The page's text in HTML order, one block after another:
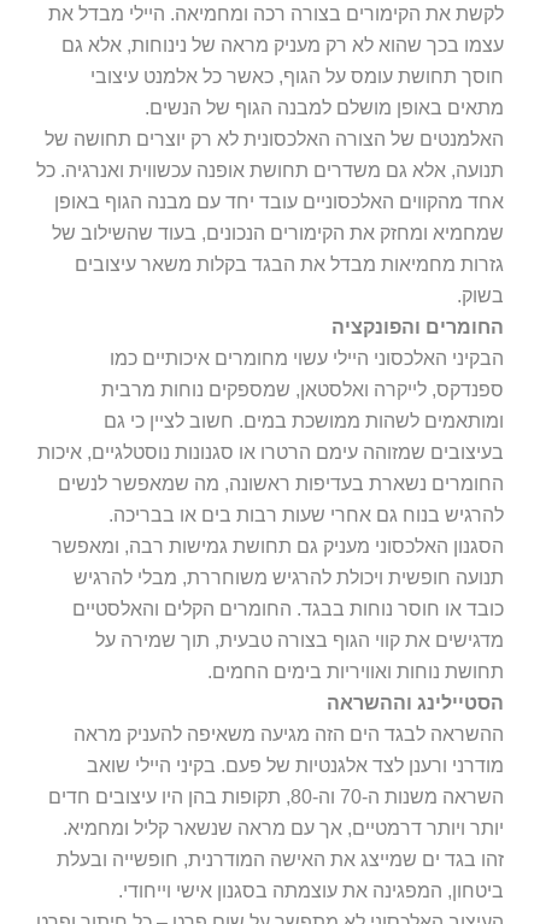
לקשת את הקימורים בצורה רכה ומחמיאה. היילי מבדל את
עצמו בכך שהוא לא רק מעניק מראה של נינוחות, אלא גם
חוסך תחושת עומס על הגוף, כאשר כל אלמנט עיצובי
מתאים באופן מושלם למבנה הגוף של הנשים.
האלמנטים של הצורה האלכסונית לא רק יוצרים תחושה של
תנועה, אלא גם משדרים תחושת אופנה עכשווית ואנרגיה. כל
אחד מהקווים האלכסוניים עובד יחד עם מבנה הגוף באופן
שמחמיא ומחזק את הקימורים הנכונים, בעוד שהשילוב של
גזרות מחמיאות מבדל את הבגד בקלות משאר עיצובים
בשוק.
החומרים והפונקציה
הבקיני האלכסוני היילי עשוי מחומרים איכותיים כמו
ספנדקס, לייקרה ואלסטאן, שמספקים נוחות מרבית
ומותאמים לשהות ממושכת במים. חשוב לציין כי גם
בעיצובים שמזוהה עימם הרטרו או סגנונות נוסטלגיים, איכות
החומרים נשארת בעדיפות ראשונה, מה שמאפשר לנשים
להרגיש בנוח גם אחרי שעות רבות בים או בבריכה.
הסגנון האלכסוני מעניק גם תחושת גמישות רבה, ומאפשר
תנועה חופשית ויכולת להרגיש משוחררת, מבלי להרגיש
כובד או חוסר נוחות בבגד. החומרים הקלים והאלסטיים
מדגישים את קווי הגוף בצורה טבעית, תוך שמירה על
תחושת נוחות ואוויריות בימים החמים.
הסטיילינג וההשראה
ההשראה לבגד הים הזה מגיעה משאיפה להעניק מראה
מודרני ורענן לצד אלגנטיות של פעם. בקיני היילי שואב
השראה משנות ה-70 וה-80, תקופות בהן היו עיצובים חדים
יותר ויותר דרמטיים, אך עם מראה שנשאר קליל ומחמיא.
זהו בגד ים שמייצג את האישה המודרנית, חופשייה ובעלת
ביטחון, המפגינה את עוצמתה בסגנון אישי וייחודי.